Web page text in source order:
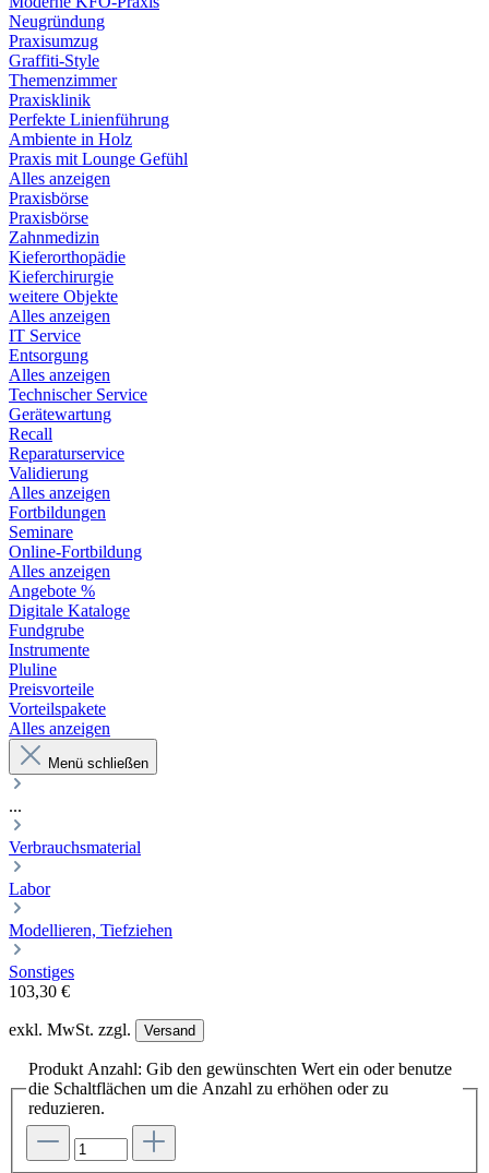
Neugründung
Praxisumzug
Graffiti-Style
Themenzimmer
Praxisklinik
Perfekte Linienführung
Ambiente in Holz
Praxis mit Lounge Gefühl
Alles anzeigen
Praxisbörse
Praxisbörse
Zahnmedizin
Kieferorthopädie
Kieferchirurgie
weitere Objekte
Alles anzeigen
IT Service
Entsorgung
Alles anzeigen
Technischer Service
Gerätewartung
Recall
Reparaturservice
Validierung
Alles anzeigen
Fortbildungen
Seminare
Online-Fortbildung
Alles anzeigen
Angebote %
Digitale Kataloge
Fundgrube
Instrumente
Pluline
Preisvorteile
Vorteilspakete
Alles anzeigen
Menü schließen
...
Verbrauchsmaterial
Labor
Modellieren, Tiefziehen
Sonstiges
103,30 €
exkl. MwSt. zzgl. Versand
Produkt Anzahl: Gib den gewünschten Wert ein oder benutze
die Schaltflächen um die Anzahl zu erhöhen oder zu
reduzieren.